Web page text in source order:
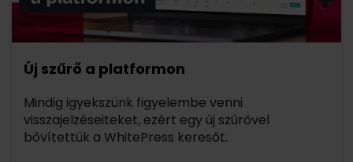
Új szűrő a platformon
Mindig igyekszünk figyelembe venni
visszajelzéseiteket, ezért egy új szűrővel
bővítettük a WhitePress keresőt.